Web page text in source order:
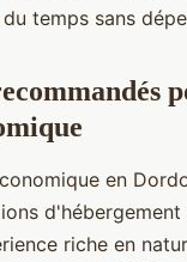
temps sans
en
riche en